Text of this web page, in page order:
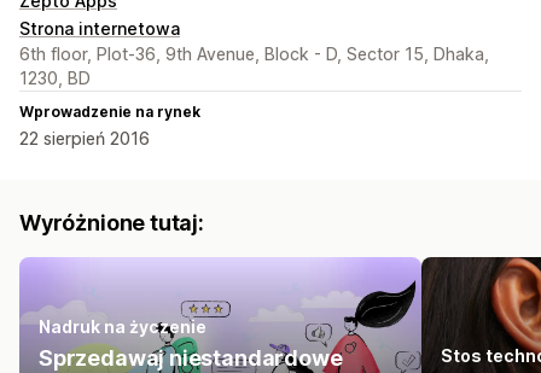
Strona internetowa
6th floor, Plot-36, 9th Avenue, Block - D, Sector 15, Dhaka,
1230, BD
Wprowadzenie na rynek
22 sierpień 2016
Wyróżnione tutaj:
Nadruk na życzenie
Sprzedawaj niestandardowe
Stos